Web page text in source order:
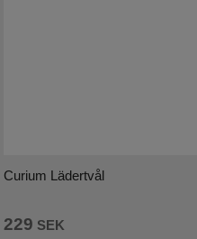
Curium Lädertvål
229 SEK